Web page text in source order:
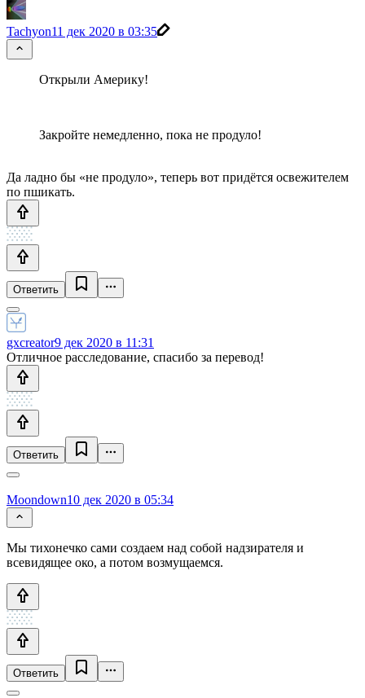
Tachyon11 дек 2020 в 03:35
Открыли Америку!
Закройте немедленно, пока не продуло!
Да ладно бы «не продуло», теперь вот придётся освежителем
по пшикать.
Ответить
gxcreator9 дек 2020 в 11:31
Отличное расследование, спасибо за перевод!
Ответить
Moondown10 дек 2020 в 05:34
Мы тихонечко сами создаем над собой надзирателя и
всевидящее око, а потом возмущаемся.
Ответить